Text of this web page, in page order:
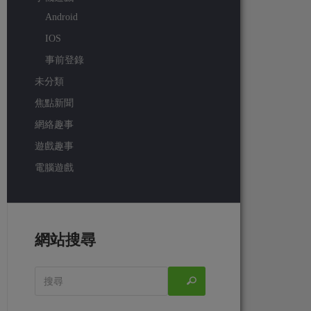
Android
IOS
事前登錄
未分類
焦點新聞
網絡趣事
遊戲趣事
電腦遊戲
網站搜尋